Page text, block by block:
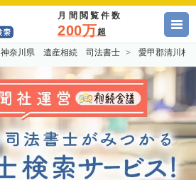
月間閲覧件数
200万超
神奈川県 遺産相続 司法書士 愛甲郡清川